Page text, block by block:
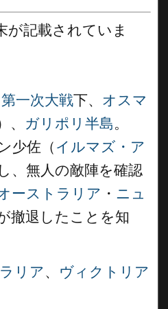
が記載されていま
第一次大戦下、 オスマ
、 ガリポリ半島。
少佐（ イルマズ・ア
、無人の敵陣を確認
ーストラリア ・ ニュ
撤退したことを知
リア、 ヴィクトリア